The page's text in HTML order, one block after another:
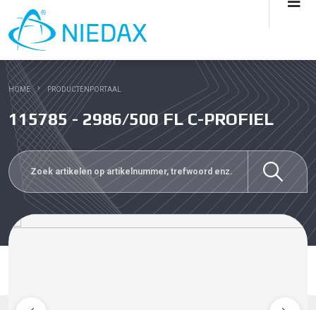
HOME PRODUCTENPORTAAL
115785 - 2986/500 FL C-PROFIEL